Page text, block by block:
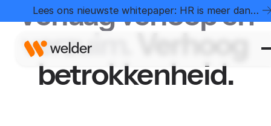
Lees ons nieuwste whitepaper: HR is meer dan
administratie
Verlaag verloop en
verzuim.
Verhoog
betrokkenheid.